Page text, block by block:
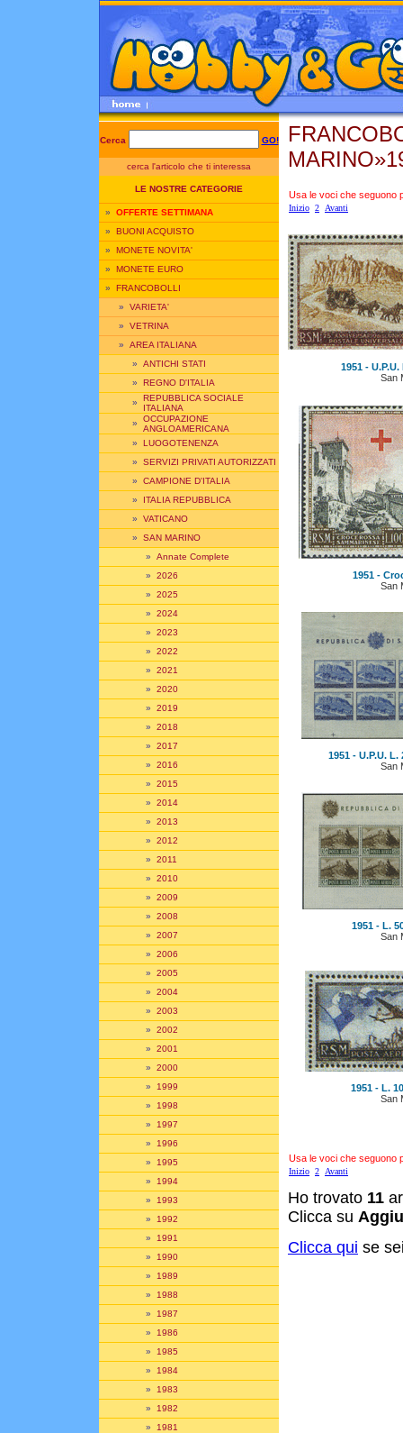
Cerca GO!
cerca l'articolo che ti interessa
LE NOSTRE CATEGORIE
» OFFERTE SETTIMANA
» BUONI ACQUISTO
» MONETE NOVITA'
» MONETE EURO
» FRANCOBOLLI
» VARIETA'
» VETRINA
» AREA ITALIANA
» ANTICHI STATI
» REGNO D'ITALIA
» REPUBBLICA SOCIALE
ITALIANA
» OCCUPAZIONE
ANGLOAMERICANA
» LUOGOTENENZA
» SERVIZI PRIVATI AUTORIZZATI
» CAMPIONE D'ITALIA
» ITALIA REPUBBLICA
» VATICANO
» SAN MARINO
» Annate Complete
» 2026
» 2025
» 2024
» 2023
» 2022
» 2021
» 2020
» 2019
» 2018
» 2017
» 2016
» 2015
» 2014
» 2013
» 2012
» 2011
» 2010
» 2009
» 2008
» 2007
» 2006
» 2005
» 2004
» 2003
» 2002
» 2001
» 2000
» 1999
» 1998
» 1997
» 1996
» 1995
» 1994
» 1993
» 1992
» 1991
» 1990
» 1989
» 1988
» 1987
» 1986
» 1985
» 1984
» 1983
» 1982
» 1981
Usa le voci che seguono
Inizio 2 Avanti
1951 - U.P.U.
San
1951 -
San
1951 - U.P.U.
San
1951 - L.
San
1951 - L.
San
Usa le voci che seguono
Inizio 2 Avanti
Ho trovato 11
Clicca su
Clicca qui se